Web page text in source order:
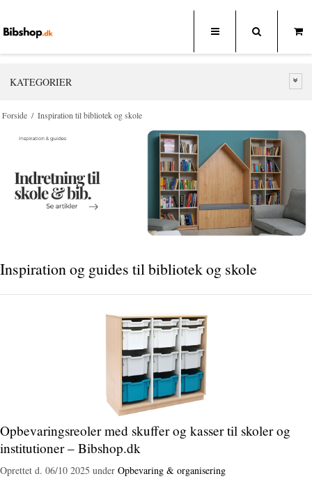
KATEGORIER
Forside / Inspiration til bibliotek og skole
Inspiration og guides til bibliotek og skole
Opbevaringsreoler med skuffer og kasser til skoler og
institutioner – Bibshop.dk
Oprettet d. 06/10 2025 under Opbevaring & organisering